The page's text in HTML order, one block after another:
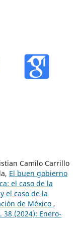
Camilo Carrillo
El buen gobierno
el caso de la
el caso de la
de México ,
38 (2024): Enero-